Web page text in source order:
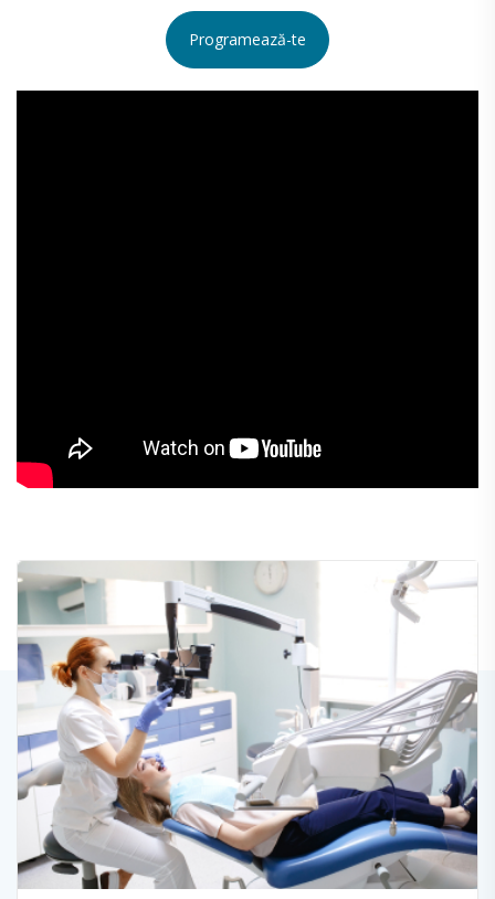
Programează-te